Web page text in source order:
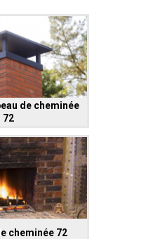
de cheminée
72
cheminée 72